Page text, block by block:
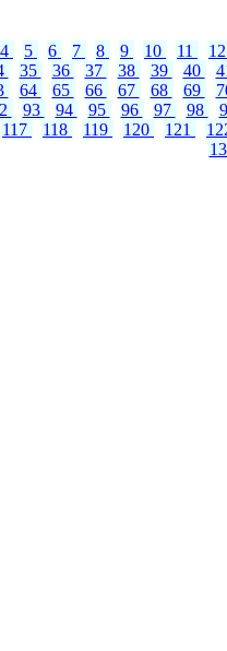
4 5 6 7 8 9 10 11 12
35 36 37 38 39 40
64 65 66 67 68 69
93 94 95 96 97 98
117 118 119 120 121